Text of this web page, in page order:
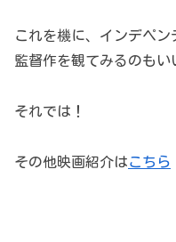
これを機に、インデペ
監督作を観てみるのもい
それでは！
その他映画紹介はこちら